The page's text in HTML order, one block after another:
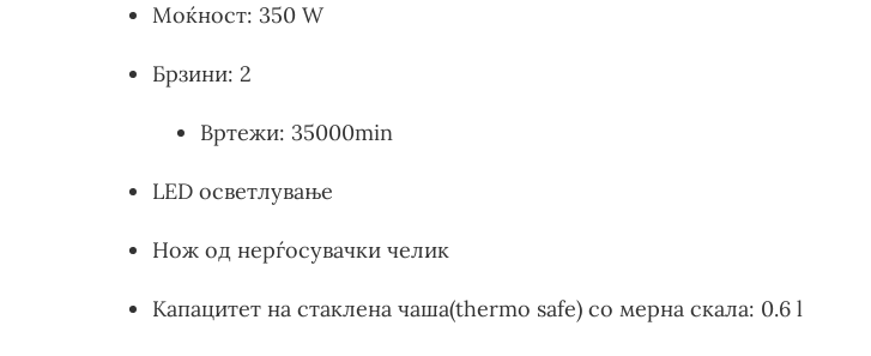
Моќност: 350 W
Брзини: 2
Вртежи: 35000min
LED осветлување
Нож од нерѓосувачки челик
Капацитет на стаклена чаша(thermo safe) со мерна скала: 0.6 l